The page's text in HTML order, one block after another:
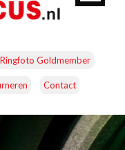
Ringfoto Goldmember
Contact